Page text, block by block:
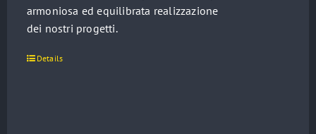
armoniosa ed equilibrata realizzazione
dei nostri progetti.
Details